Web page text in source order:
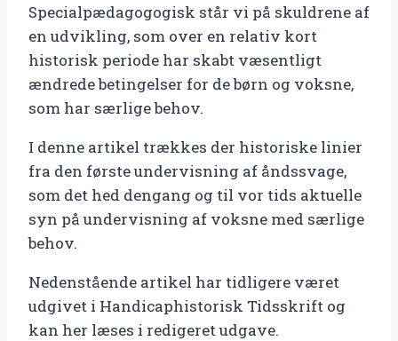
Specialpædagogogisk står vi på skuldrene af
en udvikling, som over en relativ kort
historisk periode har skabt væsentligt
ændrede betingelser for de børn og voksne,
som har særlige behov.
I denne artikel trækkes der historiske linier
fra den første undervisning af åndssvage,
som det hed dengang og til vor tids aktuelle
syn på undervisning af voksne med særlige
behov.
Nedenstående artikel har tidligere været
udgivet i Handicaphistorisk Tidsskrift og
kan her læses i redigeret udgave.